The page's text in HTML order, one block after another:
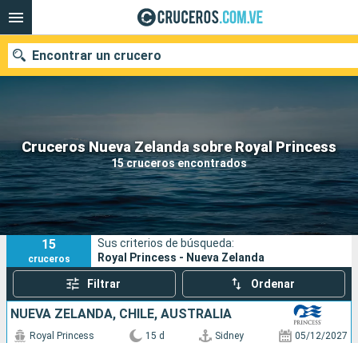
Cruceros Nueva Zelanda sobre Royal Princess
15 cruceros encontrados
Encontrar un crucero
Nuestros destinos
Fecha de salida
Puertos Compañías
Buscar
15
cruceros
Sus criterios de búsqueda:
Royal Princess - Nueva Zelanda
Filtrar Ordenar
NUEVA ZELANDA, CHILE, AUSTRALIA
Royal Princess 15 d Sidney 05/12/2027